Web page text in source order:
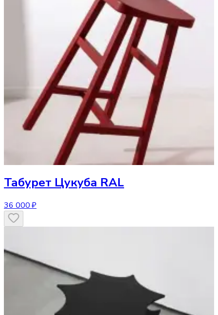
Табурет Цукуба RAL
36 000 ₽